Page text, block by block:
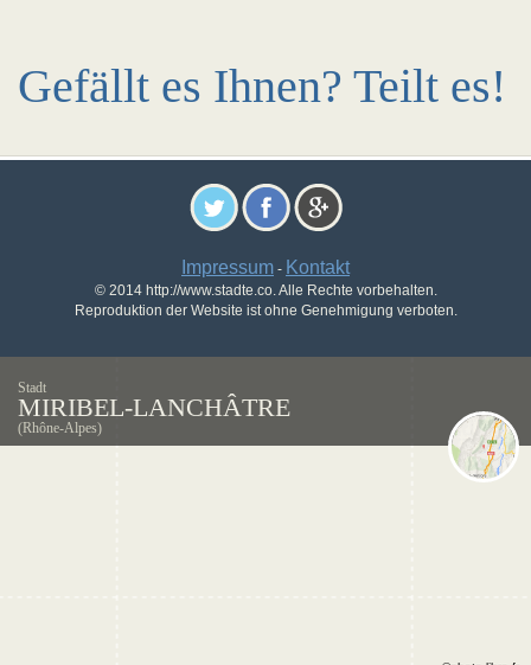
Gefällt es Ihnen? Teilt es!
Impressum - Kontakt
© 2014 http://www.stadte.co. Alle Rechte vorbehalten.
Reproduktion der Website ist ohne Genehmigung verboten.
Stadt
MIRIBEL-LANCHÂTRE
(Rhône-Alpes)